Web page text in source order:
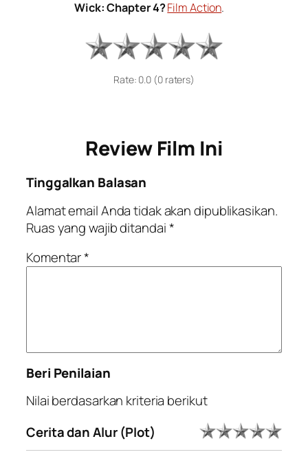
Wick: Chapter 4?Film Action.
Rate: 0.0 (0 raters)
Review Film Ini
Tinggalkan Balasan
Alamat email Anda tidak akan dipublikasikan.
Ruas yang wajib ditandai*
Komentar*
Beri Penilaian
Nilai berdasarkan kriteria berikut
Cerita dan Alur (Plot)